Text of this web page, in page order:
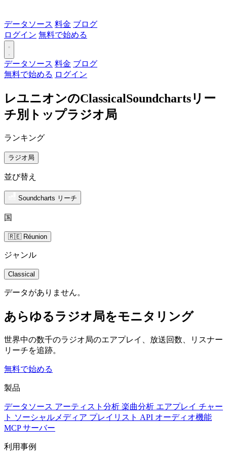
データソース 料金 ブログ
ログイン 無料で始める
データソース 料金 ブログ
無料で始める ログイン
レユニオンのClassicalSoundchartsリー
チ別トップラジオ局
ランキング
ラジオ局
並び替え
Soundcharts リーチ
国
🇷🇪 Réunion
ジャンル
Classical
データがありません。
あらゆるラジオ局をモニタリング
世界中の数千のラジオ局のエアプレイ、放送回数、リスナー
リーチを追跡。
無料で始める
製品
データソース アーティスト分析 楽曲分析 エアプレイ チャー
ト ソーシャルメディア プレイリスト API オーディオ機能
MCP サーバー
利用事例